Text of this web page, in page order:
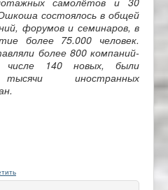
состоялось в общей
форумов и семинаров, в
более 75.000 человек.
более 800 компаний-
140 новых, были
тысячи иностранных